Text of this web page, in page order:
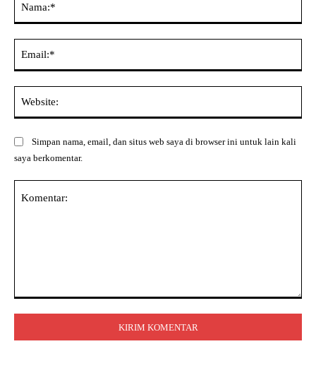
Simpan nama, email, dan situs web saya di browser ini untuk lain kali
saya berkomentar.